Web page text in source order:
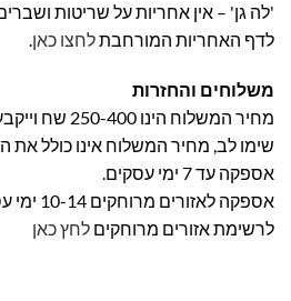
'לה גן' – אין אחריות על שריטות
לדף האחריות המורחבתלחצו כאן.
משלוחים והחזרות
מחיר המשלוח הינו 250-400 שח וייקבע על פי אזור מגוריכם.
שימו לב, מחיר המשלוח אינו כולל את
אספקה עד 7 ימי עסקים.
אספקה לאזורים מרוחקים 10-14 ימי עסקים
לרשימת אזורים מרוחקים לחץ כאן